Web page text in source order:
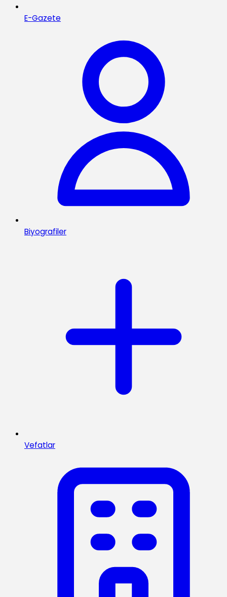
E-Gazete
Biyografiler
Vefatlar